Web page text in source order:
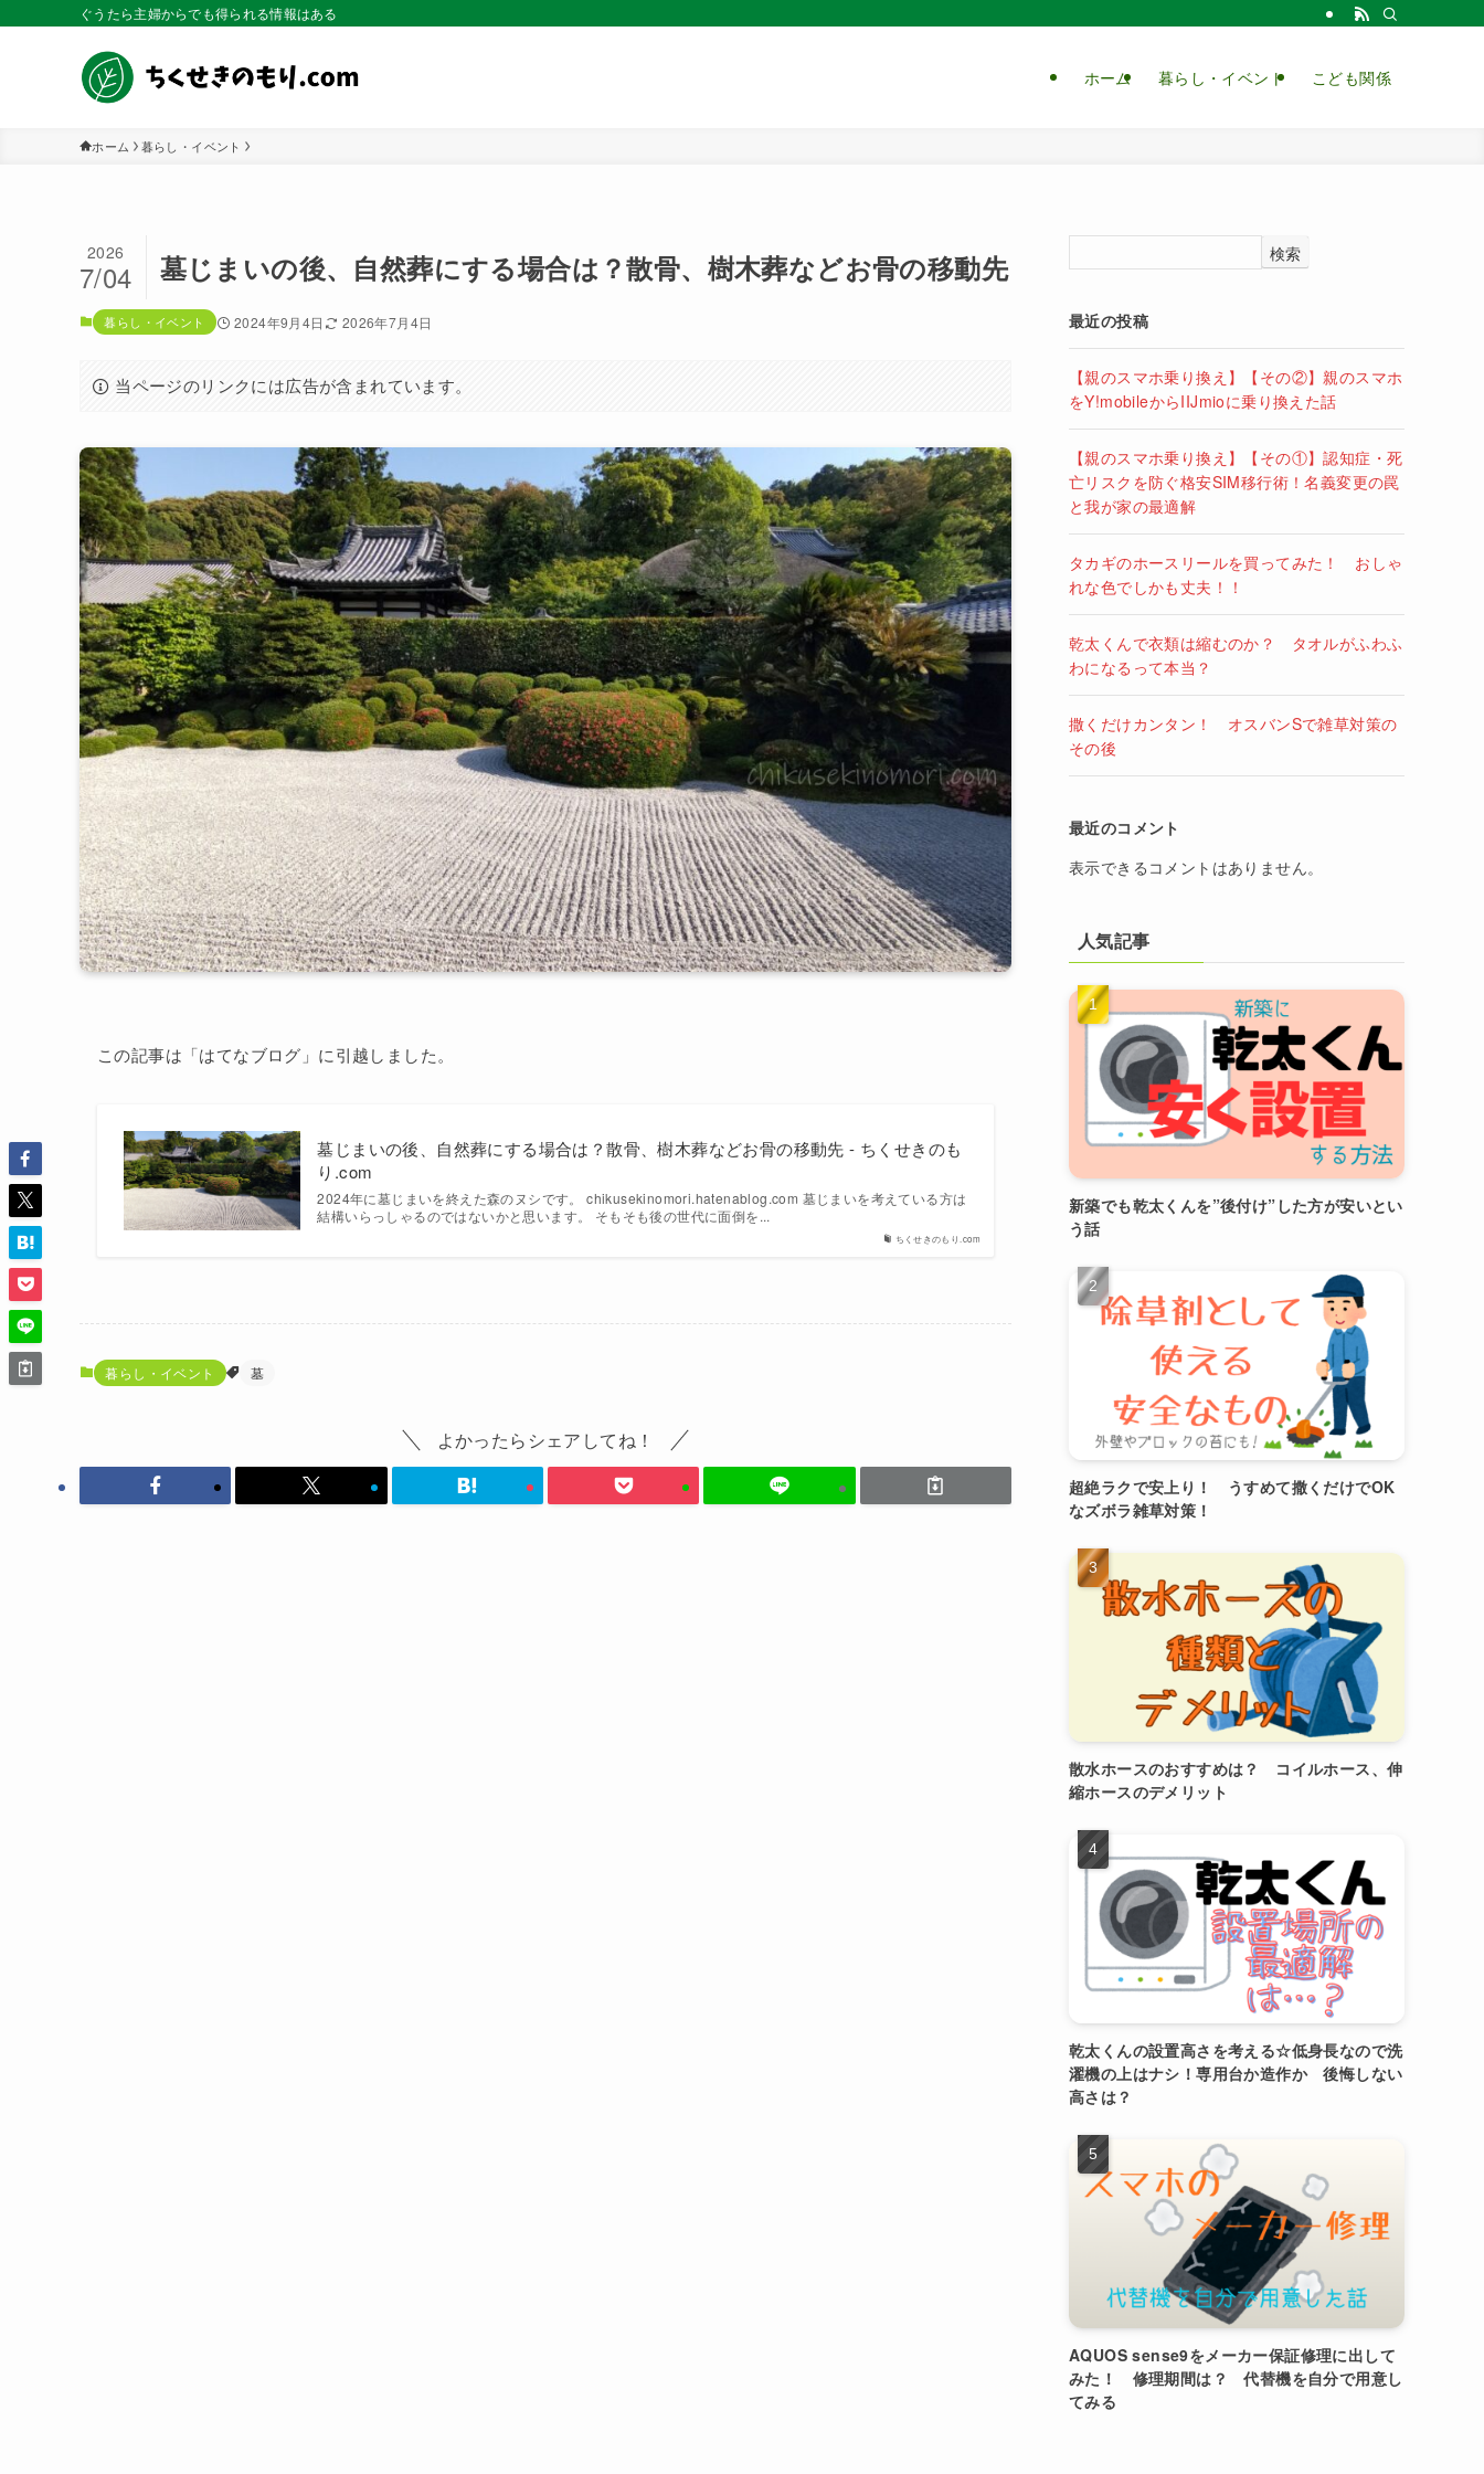
ぐうたら主婦からでも得られる情報はある
ホーム 暮らし・イベント こども関係
ホーム 暮らし・イベント
墓じまいの後、自然葬にする場合は？散骨、樹木葬などお骨の移動先
2026
7/04
暮らし・イベント 2024年9月4日 2026年7月4日
当ページのリンクには広告が含まれています。
この記事は「はてなブログ」に引越しました。
ちくせきのもり.com
墓じまいの後、自然葬にする場合は？散骨、樹木葬などお骨の移動先 - ちくせきのも
り.com
2024年に墓じまいを終えた森のヌシです。 chikusekinomori.hatenablog.com 墓じまいを考えている方は
結構いらっしゃるのではないかと思います。 そもそも後の世代に面倒を...
暮らし・イベント 墓
よかったらシェアしてね！
検索
最近の投稿
【親のスマホ乗り換え】【その②】親のスマホ
をY!mobileからIIJmioに乗り換えた話
【親のスマホ乗り換え】【その①】認知症・死
亡リスクを防ぐ格安SIM移行術！名義変更の罠
と我が家の最適解
タカギのホースリールを買ってみた！ おしゃ
れな色でしかも丈夫！！
乾太くんで衣類は縮むのか？ タオルがふわふ
わになるって本当？
撒くだけカンタン！ オスバンSで雑草対策の
その後
最近のコメント
表示できるコメントはありません。
人気記事
新築でも乾太くんを”後付け”した方が安いとい
う話
超絶ラクで安上り！ うすめて撒くだけでOK
なズボラ雑草対策！
散水ホースのおすすめは？ コイルホース、伸
縮ホースのデメリット
乾太くんの設置高さを考える☆低身長なので洗
濯機の上はナシ！専用台か造作か 後悔しない
高さは？
AQUOS sense9をメーカー保証修理に出して
みた！ 修理期間は？ 代替機を自分で用意し
てみる